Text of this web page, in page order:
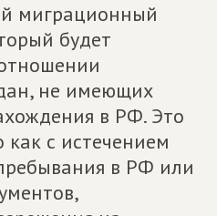
миграционный
будет
не имеющих
в РФ. Это
как с истечением
в РФ или